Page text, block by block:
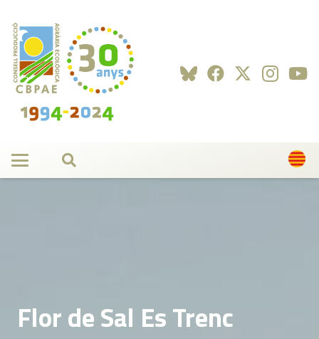
Flor de Sal Es Trenc